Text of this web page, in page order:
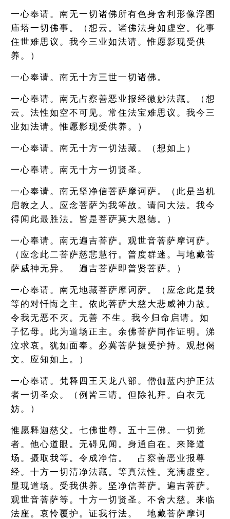
一心奉请。南无一切诸佛所有色身舍利形像浮图
庙塔一切佛事。（想云。诸佛法身如虚空。化事
住世难思议。我今三业如法请。惟愿影现受供
养。）
一心奉请。南无十方三世一切诸佛。
一心奉请。南无占察善恶业报经微妙法藏。（想
云。法性如空不可见。常住法宝难思议。我今三
业如法请。惟愿影现受供养。）
一心奉请。南无十方一切法藏。（想如上）
一心奉请。南无十方一切贤圣。
一心奉请。南无坚净信菩萨摩诃萨。（此是当机
启教之人。应念菩萨为我等故。请问大法。我今
得闻此最胜法。皆是菩萨莫大恩德。）
一心奉请。南无遍吉菩萨。观世音菩萨摩诃萨。
（应念此二菩萨慈悲慧行。普度群迷。与地藏菩
萨威神无异。 遍吉菩萨即普贤菩萨。）
一心奉请。南无地藏菩萨摩诃萨。（应念此是我
等的对忏悔之主。依此菩萨大慈大悲威神力故。
令我无恶不灭。无善 不生。我今归命启请。如
子忆母。此为道场正主。余佛菩萨同作证明。涕
泣求哀。犹如面奉。必冀菩萨摄受护持。观想偈
文。应知如上。）
一心奉请。梵释四王天龙八部。僧伽蓝内护正法
者一切圣众。（例皆三请。但除礼拜。白衣无
妨。）
惟愿释迦慈父。七佛世尊。五十三佛。一切觉
者。他心道眼。无碍见闻。身通自在。来降道
场。摄取我等。令成净信。 占察善恶业报尊
经。十方一切清净法藏。等真法性。充满虚空。
显现道场。受我供养。坚净信菩萨。遍吉菩萨。
观世音菩萨等。十方一切贤圣。不舍大慈。来临
法座。哀怜覆护。证我行法。 地藏菩萨摩诃